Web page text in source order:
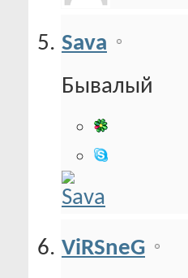
Sava
Бывалый
ViRSneG